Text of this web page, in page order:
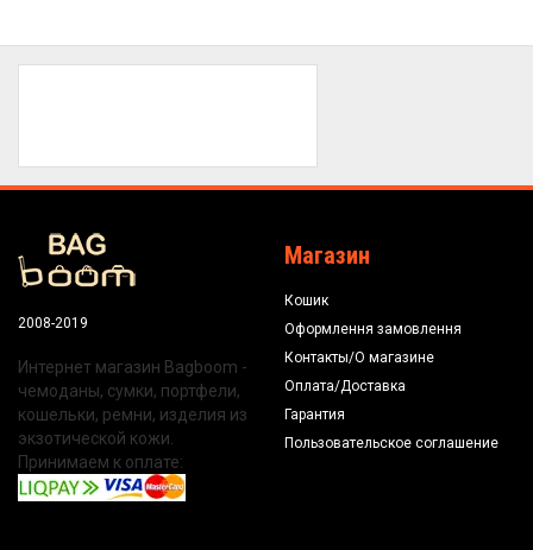
2008-2019
Интернет магазин Bagboom -
чемоданы, сумки, портфели,
кошельки, ремни, изделия из
экзотической кожи.
Принимаем к оплате:
Магазин
Кошик
Оформлення замовлення
Контакты/О магазине
Оплата/Доставка
Гарантия
Пользовательское соглашение